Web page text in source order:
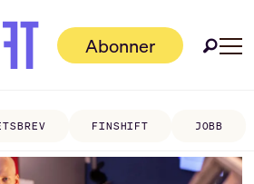
Abonner
FINSHIFT JOBB